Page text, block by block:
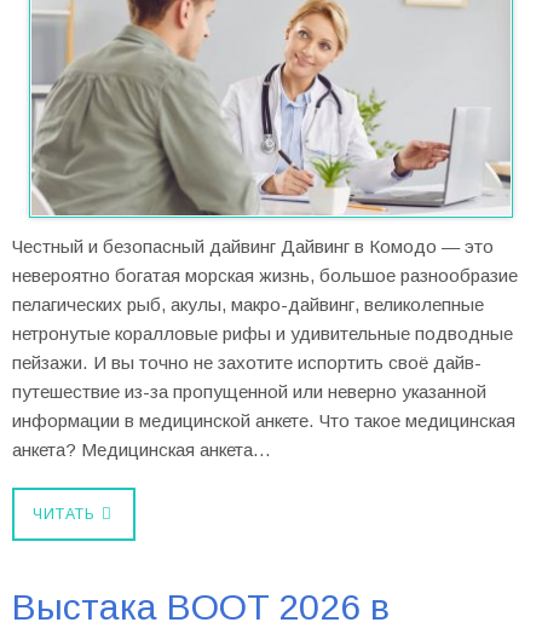
Честный и безопасный дайвинг Дайвинг в Комодо — это
невероятно богатая морская жизнь, большое разнообразие
пелагических рыб, акулы, макро-дайвинг, великолепные
нетронутые коралловые рифы и удивительные подводные
пейзажи. И вы точно не захотите испортить своё дайв-
путешествие из-за пропущенной или неверно указанной
информации в медицинской анкете. Что такое медицинская
анкета? Медицинская анкета…
ЧИТАТЬ
Выстака BOOT 2026 в